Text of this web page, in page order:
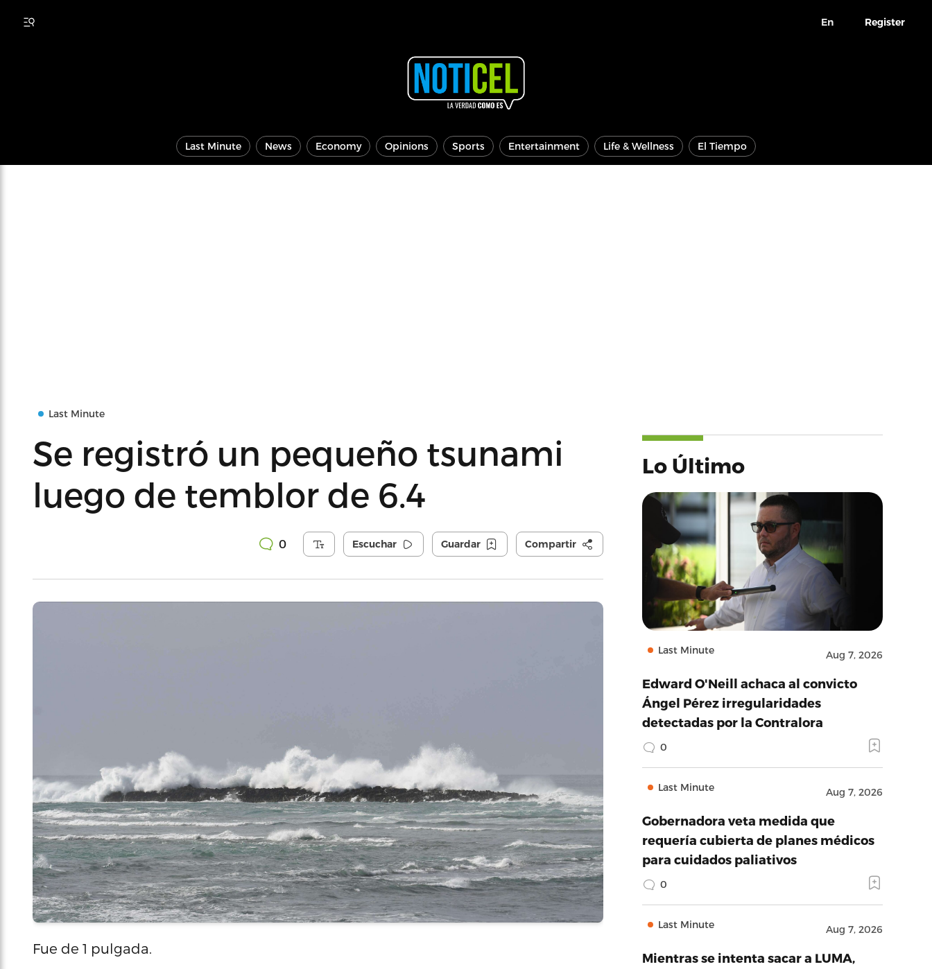
En Register
Last Minute News Economy Opinions Sports Entertainment Life & Wellness El Tiempo
Last Minute
Se registró un pequeño tsunami
luego de temblor de 6.4
0 Escuchar Guardar Compartir
Fue de 1 pulgada.
Lo Último
Last Minute Aug 7, 2026
Edward O'Neill achaca al convicto
Ángel Pérez irregularidades
detectadas por la Contralora
0
Last Minute Aug 7, 2026
Gobernadora veta medida que
requería cubierta de planes médicos
para cuidados paliativos
0
Last Minute Aug 7, 2026
Mientras se intenta sacar a LUMA,